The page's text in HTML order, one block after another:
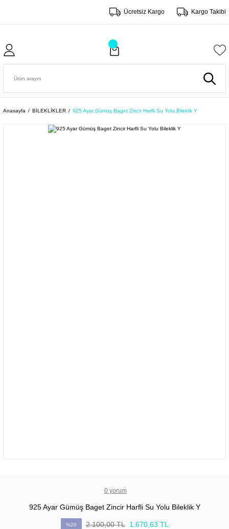
Ücretsiz Kargo Kargo Takibi
Anasayfa BİLEKLİKLER 925 Ayar Gümüş Baget Zincir Harfli Su Yolu Bileklik Y
0 yorum
925 Ayar Gümüş Baget Zincir Harfli Su Yolu Bileklik Y
%20 2.100,00 TL 1.670,63 TL